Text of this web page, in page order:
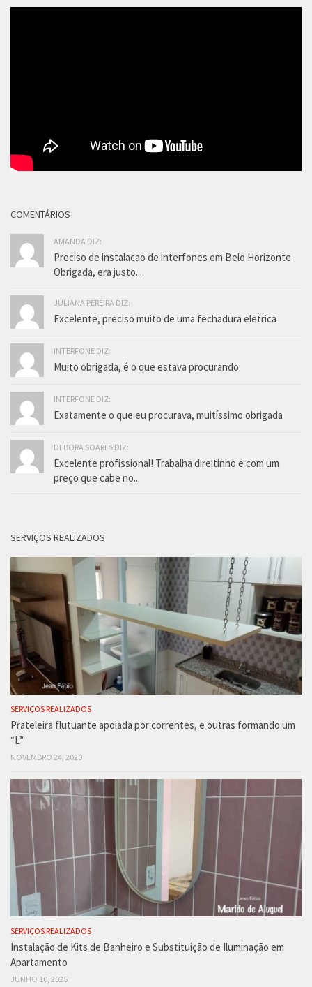
COMENTÁRIOS
AMANDA DIZ:
Preciso de instalacao de interfones em Belo Horizonte.
Obrigada, era justo...
JULIANA PEREIRA DIZ:
Excelente, preciso muito de uma fechadura eletrica
INTERFONE DIZ:
Muito obrigada, é o que estava procurando
INTERFONE DIZ:
Exatamente o que eu procurava, muitíssimo obrigada
DEBORA SOARES DIZ:
Excelente profissional! Trabalha direitinho e com um
preço que cabe no...
SERVIÇOS REALIZADOS
SERVIÇOS REALIZADOS
Prateleira flutuante apoiada por correntes, e outras formando um
“L”
NOVEMBRO 24, 2020
SERVIÇOS REALIZADOS
Instalação de Kits de Banheiro e Substituição de Iluminação em
Apartamento
JUNHO 10, 2025